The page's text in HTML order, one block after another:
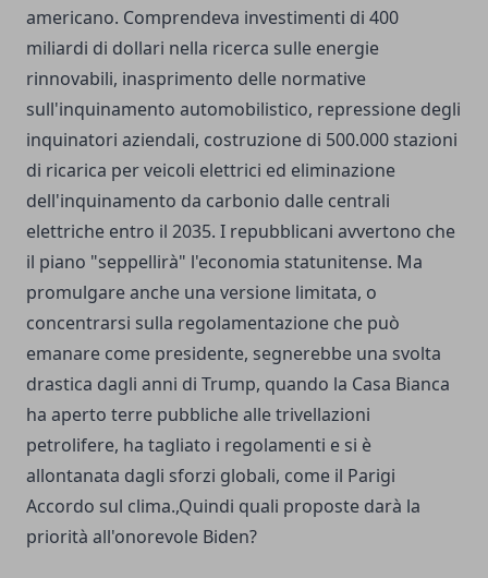
americano. Comprendeva investimenti di 400
miliardi di dollari nella ricerca sulle energie
rinnovabili, inasprimento delle normative
sull'inquinamento automobilistico, repressione degli
inquinatori aziendali, costruzione di 500.000 stazioni
di ricarica per veicoli elettrici ed eliminazione
dell'inquinamento da carbonio dalle centrali
elettriche entro il 2035. I repubblicani avvertono che
il piano "seppellirà" l'economia statunitense. Ma
promulgare anche una versione limitata, o
concentrarsi sulla regolamentazione che può
emanare come presidente, segnerebbe una svolta
drastica dagli anni di Trump, quando la Casa Bianca
ha aperto terre pubbliche alle trivellazioni
petrolifere, ha tagliato i regolamenti e si è
allontanata dagli sforzi globali, come il Parigi
Accordo sul clima.,Quindi quali proposte darà la
priorità all'onorevole Biden?